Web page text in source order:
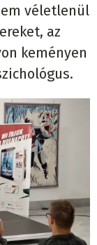
véletlenül
az
keményen